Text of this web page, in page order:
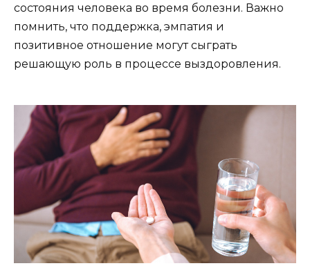
состояния человека во время болезни. Важно
помнить, что поддержка, эмпатия и
позитивное отношение могут сыграть
решающую роль в процессе выздоровления.